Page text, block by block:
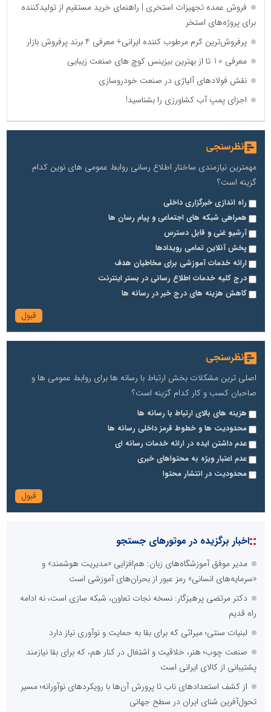
فروش عمده تجهیزات استخری | راهنمای خرید مستقیم از تولیدکننده
برای پروژه‌های استخر
پرفروش‌ترین کرم مرطوب کننده ایرانی+ معرفی 4 برند پرفروش بازار
معرفی 10 تا از بهترین بیزینس کوچ های صنعت زیبایی
نقش فولادهای آلیاژی در صنعت خودروسازی
اجزای پمپ آب کشاورزی را بشناسید!
نظرسنجی
مهمترین نیازمندی ساختار اطلاع رسانی روابط عمومی های نوین کدام
گزینه است؟
راه اندازی خبرگزاری داخلی
همراهی شبکه های اجتماعی و پیام رسان ها
آرشیو غنی و قابل دسترس
پخش آنلاین تمامی رویدادها
ارائه خدمات آموزشی برای مخاطیان هدف
درج کلیه خدمات اطلاع رسانی در بستر اینترنت
کاهش هزینه های درج خبر در رسانه ها
نظرسنجی
اصلی ترین مشکلات بخش ارتباط با رسانه ها برای روابط عمومی ها و
صاحبان کسب و کار کدام گزینه است؟
هزینه های بالای ارتباط با رسانه ها
محدودیت ها و خطوط قرمز داخلی رسانه ها
عدم داشتن ایده در ارائه خدمات رسانه ای
عدم اعتبار ویژه به محتواهای خبری
محدودیت در انتشار محتوا
::اخبار برگزیده در موتورهای جستجو
مدیر موفق آموزشگاه‌های زبان: هم‌افزایی «مدیریت هوشمند» و
«سرمایه‌های انسانی» رمز عبور از بحران‌های آموزشی است
دکتر مرتضی پرهیزگار: نسخه نجات تعاون، شبکه سازی است، نه ادامه
راه قدیم
لبنیات سنتی؛ میراثی که برای بقا به حمایت و نوآوری نیاز دارد
صنعت چوب؛ هنر، خلاقیت و اشتغال در کنار هم، که برای بقا نیازمند
پشتیبانی از کالای ایرانی است
از کشف استعدادهای ناب تا پرورش آن‌ها با رویکردهای نوآورانه؛ مسیر
تحول‌آفرین شنای ایران در سطح جهانی